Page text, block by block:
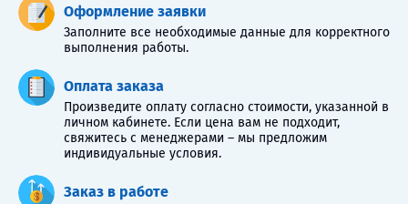
Оформление заявки
Заполните все необходимые данные для корректного
выполнения работы.
Оплата заказа
Произведите оплату согласно стоимости, указанной в
личном кабинете. Если цена вам не подходит,
свяжитесь с менеджерами – мы предложим
индивидуальные условия.
Заказ в работе